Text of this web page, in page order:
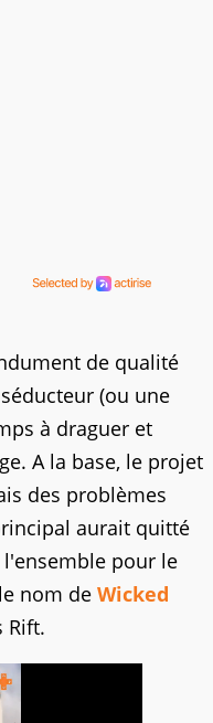
de qualité
(ou une
à draguer et
A la base, le projet
des problèmes
aurait quitté
pour le
nom de Wicked
Rift.